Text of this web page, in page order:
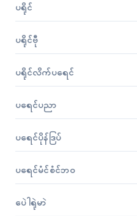
ပရိုၚ်
ပရိုၚ်ဗီု
ပရိုၚ်လိက်ပရေၚ်
ပရေၚ်ပညာ
ပရေၚ်ပိုန်ဒြပ်
ပရေၚ်မံၚ်စံၚ်ဘဝ
ပေဲါရုဲမာဲ